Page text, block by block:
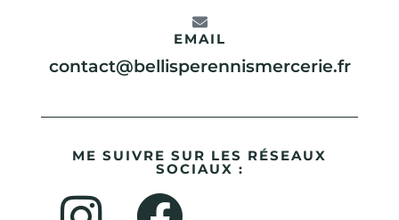
EMAIL
contact@bellisperennismercerie.fr
ME SUIVRE SUR LES RÉSEAUX
SOCIAUX :